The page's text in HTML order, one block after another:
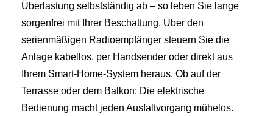
Überlastung selbstständig ab – so leben Sie lange
sorgenfrei mit Ihrer Beschattung. Über den
serienmäßigen Radioempfänger steuern Sie die
Anlage kabellos, per Handsender oder direkt aus
Ihrem Smart‑Home‑System heraus. Ob auf der
Terrasse oder dem Balkon: Die elektrische
Bedienung macht jeden Ausfaltvorgang mühelos.